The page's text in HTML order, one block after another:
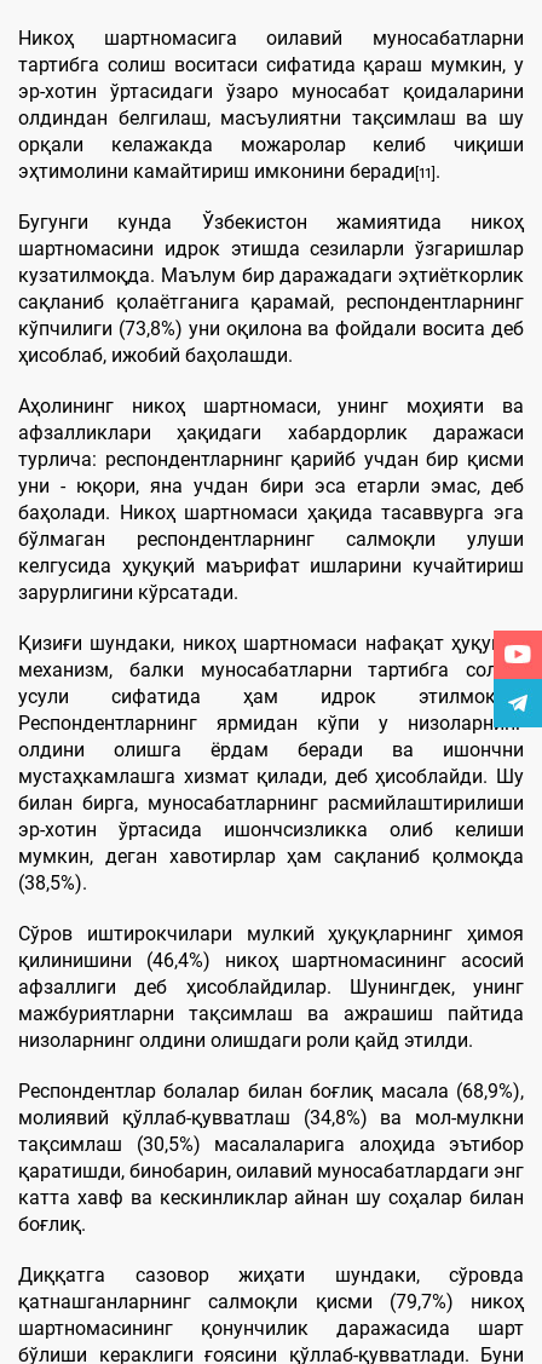
Никоҳ шартномасига оилавий муносабатларни
тартибга солиш воситаси сифатида қараш мумкин, у
эр-хотин ўртасидаги ўзаро муносабат қоидаларини
олдиндан белгилаш, масъулиятни тақсимлаш ва шу
орқали келажакда можаролар келиб чиқиши
эҳтимолини камайтириш имконини беради [11] .
Бугунги кунда Ўзбекистон жамиятида никоҳ
шартномасини идрок этишда сезиларли ўзгаришлар
кузатилмоқда. Маълум бир даражадаги эҳтиёткорлик
сақланиб қолаётганига қарамай, респондентларнинг
кўпчилиги (73,8%) уни оқилона ва фойдали восита деб
ҳисоблаб, ижобий баҳолашди.
Аҳолининг никоҳ шартномаси, унинг моҳияти ва
афзалликлари ҳақидаги хабардорлик даражаси
турлича: респондентларнинг қарийб учдан бир қисми
уни - юқори, яна учдан бири эса етарли эмас, деб
баҳолади. Никоҳ шартномаси ҳақида тасаввурга эга
бўлмаган респондентларнинг салмоқли улуши
келгусида ҳуқуқий маърифат ишларини кучайтириш
зарурлигини кўрсатади.
Қизиғи шундаки, никоҳ шартномаси нафақат ҳуқуқий
механизм, балки муносабатларни тартибга солиш
усули сифатида ҳам идрок этилмоқда.
Респондентларнинг ярмидан кўпи у низоларнинг
олдини олишга ёрдам беради ва ишончни
мустаҳкамлашга хизмат қилади, деб ҳисоблайди. Шу
билан бирга, муносабатларнинг расмийлаштирилиши
эр-хотин ўртасида ишончсизликка олиб келиши
мумкин, деган хавотирлар ҳам сақланиб қолмоқда
(38,5%).
Сўров иштирокчилари мулкий ҳуқуқларнинг ҳимоя
қилинишини (46,4%) никоҳ шартномасининг асосий
афзаллиги деб ҳисоблайдилар. Шунингдек, унинг
мажбуриятларни тақсимлаш ва ажрашиш пайтида
низоларнинг олдини олишдаги роли қайд этилди.
Респондентлар болалар билан боғлиқ масала (68,9%),
молиявий қўллаб-қувватлаш (34,8%) ва мол-мулкни
тақсимлаш (30,5%) масалаларига алоҳида эътибор
қаратишди, бинобарин, оилавий муносабатлардаги энг
катта хавф ва кескинликлар айнан шу соҳалар билан
боғлиқ.
Диққатга сазовор жиҳати шундаки, сўровда
қатнашганларнинг салмоқли қисми (79,7%) никоҳ
шартномасининг қонунчилик даражасида шарт
бўлиши кераклиги ғоясини қўллаб-қувватлади. Буни